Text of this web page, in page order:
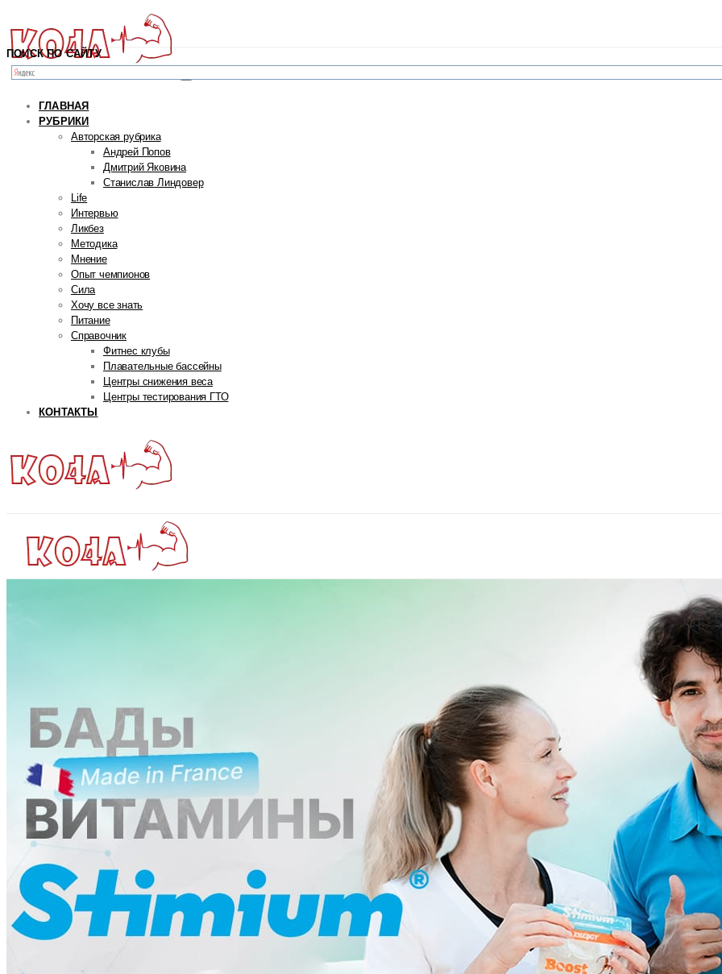
ПОИСК ПО САЙТУ
ГЛАВНАЯ
РУБРИКИ
Авторская рубрика
Андрей Попов
Дмитрий Яковина
Станислав Линдовер
Life
Интервью
Ликбез
Методика
Мнение
Опыт чемпионов
Сила
Хочу все знать
Питание
Справочник
Фитнес клубы
Плавательные бассейны
Центры снижения веса
Центры тестирования ГТО
КОНТАКТЫ
Интервью
Ликбез
Методика
Мнение
Опыт чемпионов
Сила
Хочу все знать
Питание
Справочник
Фитнес клубы
Плавательные бассейны
Центры снижения веса
Центры тестирования ГТО
КОНТАКТЫ